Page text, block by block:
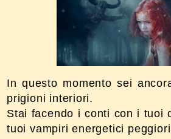
In questo momento sei
prigioni interiori.
Stai facendo i conti con i tuoi
tuoi vampiri energetici